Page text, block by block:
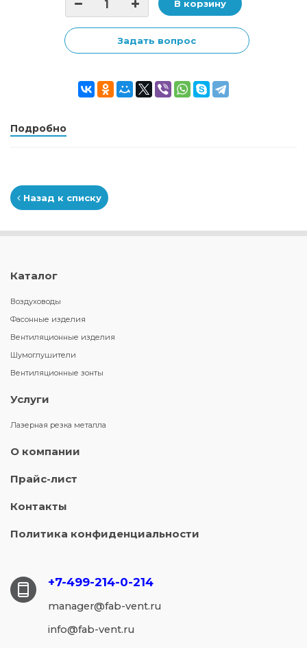
В корзину
Задать вопрос
Подробно
Назад к списку
Каталог
Воздуховоды
Фасонные изделия
Вентиляционные изделия
Шумоглушители
Вентиляционные зонты
Услуги
Лазерная резка металла
О компании
Прайс-лист
Контакты
Политика конфиденциальности
+7-499-214-0-214
manager@fab-vent.ru
info@fab-vent.ru